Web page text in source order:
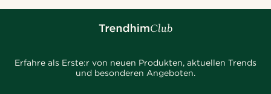
Erfahre als Erste:r von neuen Produkten, aktuellen Trends
und besonderen Angeboten.